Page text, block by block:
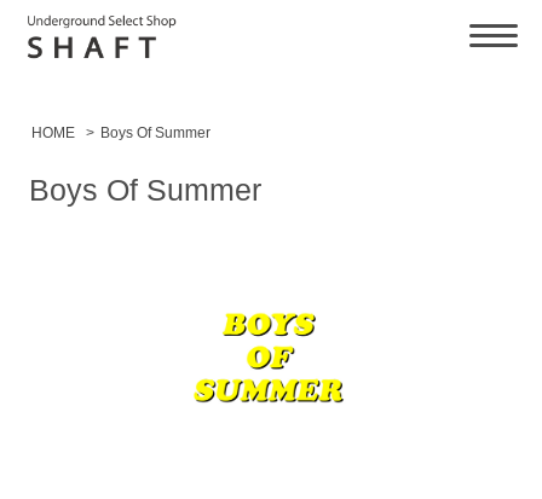
HOME > Boys Of Summer
Boys Of Summer